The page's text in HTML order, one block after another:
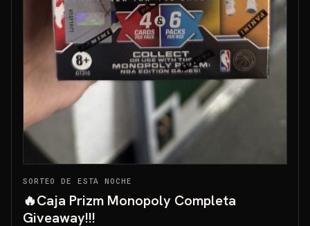
SORTEO DE ESTA NOCHE
🔥Caja Prizm Monopoly Completa
Giveaway!!!